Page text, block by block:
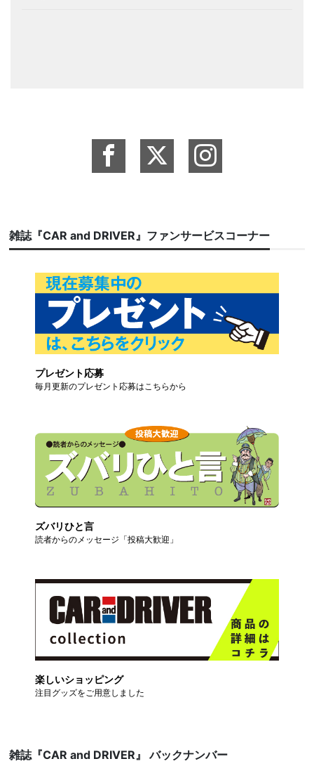
雑誌『CAR and DRIVER』ファンサービスコーナー
プレゼント応募
毎月更新のプレゼント応募はこちらから
ズバリひと言
読者からのメッセージ「投稿大歓迎」
楽しいショッピング
注目グッズをご用意しました
雑誌『CAR and DRIVER』 バックナンバー